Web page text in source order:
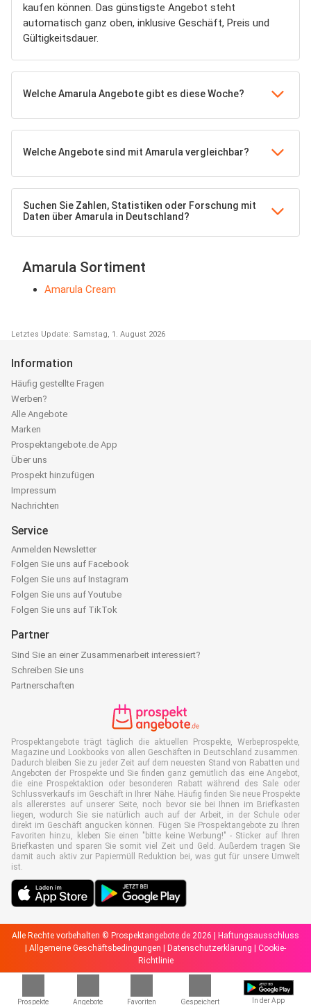
Prospekte Angebote Favoriten Gespeichert In der App
kaufen können. Das günstigste Angebot steht
automatisch ganz oben, inklusive Geschäft, Preis und
Gültigkeitsdauer.
Welche Amarula Angebote gibt es diese Woche?
Welche Angebote sind mit Amarula vergleichbar?
Suchen Sie Zahlen, Statistiken oder Forschung mit
Daten über Amarula in Deutschland?
Amarula Sortiment
Amarula Cream
Letztes Update: Samstag, 1. August 2026
Information
Häufig gestellte Fragen
Werben?
Alle Angebote
Marken
Prospektangebote.de App
Über uns
Prospekt hinzufügen
Impressum
Nachrichten
Service
Anmelden Newsletter
Folgen Sie uns auf Facebook
Folgen Sie uns auf Instagram
Folgen Sie uns auf Youtube
Folgen Sie uns auf TikTok
Partner
Sind Sie an einer Zusammenarbeit interessiert?
Schreiben Sie uns
Partnerschaften
Prospektangebote trägt täglich die aktuellen Prospekte, Werbeprospekte,
Magazine und Lookbooks von allen Geschäften in Deutschland zusammen.
Dadurch bleiben Sie zu jeder Zeit auf dem neuesten Stand von Rabatten und
Angeboten der Prospekte und Sie finden ganz gemütlich das eine Angebot,
die eine Prospektaktion oder besonderen Rabatt während des Sale oder
Schlussverkaufs im Geschäft in Ihrer Nähe. Häufig finden Sie neue Prospekte
als allererstes auf unserer Seite, noch bevor sie bei Ihnen im Briefkasten
liegen, wodurch Sie sie natürlich auch auf der Arbeit, in der Schule oder
direkt im Geschäft angucken können. Fügen Sie Prospektangebote zu Ihren
Favoriten hinzu, kleben Sie einen "bitte keine Werbung!" - Sticker auf Ihren
Briefkasten und sparen Sie somit viel Zeit und Geld. Außerdem tragen Sie
damit auch aktiv zur Papiermüll Reduktion bei, was gut für unsere Umwelt
ist.
Alle Rechte vorbehalten © Prospektangebote.de 2026 |
Haftungsausschluss
Allgemeine Geschäftsbedingungen Datenschutzerklärung
Cookie-
Richtlinie